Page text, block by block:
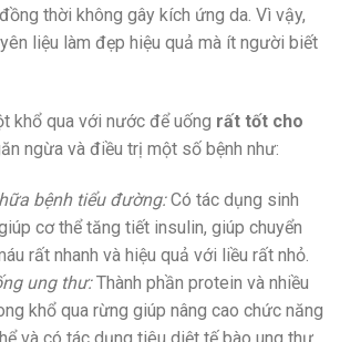
thời không gây kích ứng da. Vì vậy,
liệu làm đẹp hiệu quả mà ít người biết
khổ qua với nước để uống rất tốt cho
ngừa và điều trị một số bệnh như:
bệnh tiểu đường:Có tác dụng sinh
cơ thể tăng tiết insulin, giúp chuyển
rất nhanh và hiệu quả với liều rất nhỏ.
ung thư:Thành phần protein và nhiều
khổ qua rừng giúp nâng cao chức năng